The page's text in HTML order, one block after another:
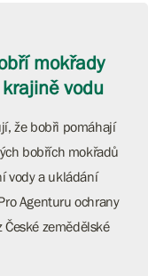
mokřady
vodu
že bobři pomáhají
bobřích mokřadů
vody a ukládání
Agenturu ochrany
zemědělské